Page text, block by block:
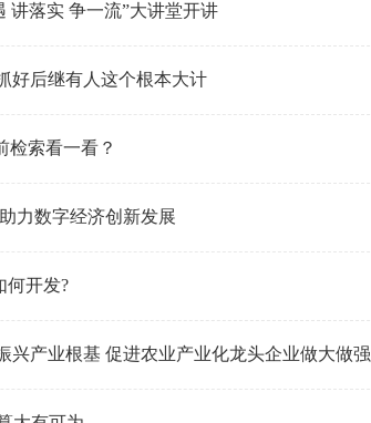
讲落实 争一流”大讲堂开讲
好后继有人这个根本大计
检索看一看？
力数字经济创新发展
何开发?
兴产业根基 促进农业产业化龙头企业做大做强